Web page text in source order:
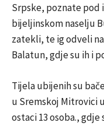
Srpske, poznate pod
bijeljinskom naselju
zatekli, te ig odveli
Balatun, gdje su ih i
Tijela ubijenih su
u Sremskoj Mitrovici
ostaci 13 osoba.,